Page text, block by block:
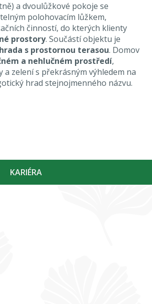
a dvoulůžkové pokoje se
polohovacím lůžkem,
činností, do kterých klienty
prostory. Součástí objektu je
s prostornou terasou. Domov
a nehlučném prostředí,
zelení s překrásným výhledem na
hrad stejnojmenného názvu.
KARIÉRA